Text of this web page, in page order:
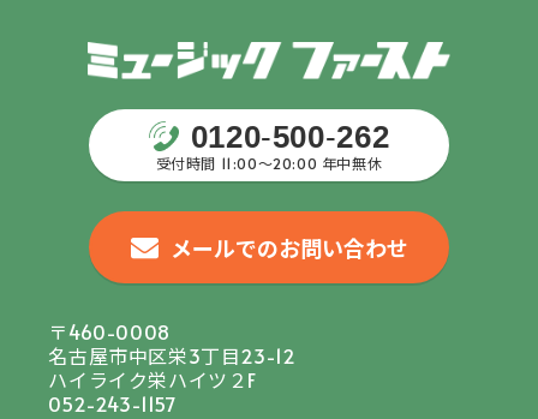
0120-500-262
受付時間 11:00〜20:00 年中無休
メールでのお問い合わせ
〒460-0008
名古屋市中区栄3丁目23-12
ハイライク栄ハイツ２F
052-243-1157